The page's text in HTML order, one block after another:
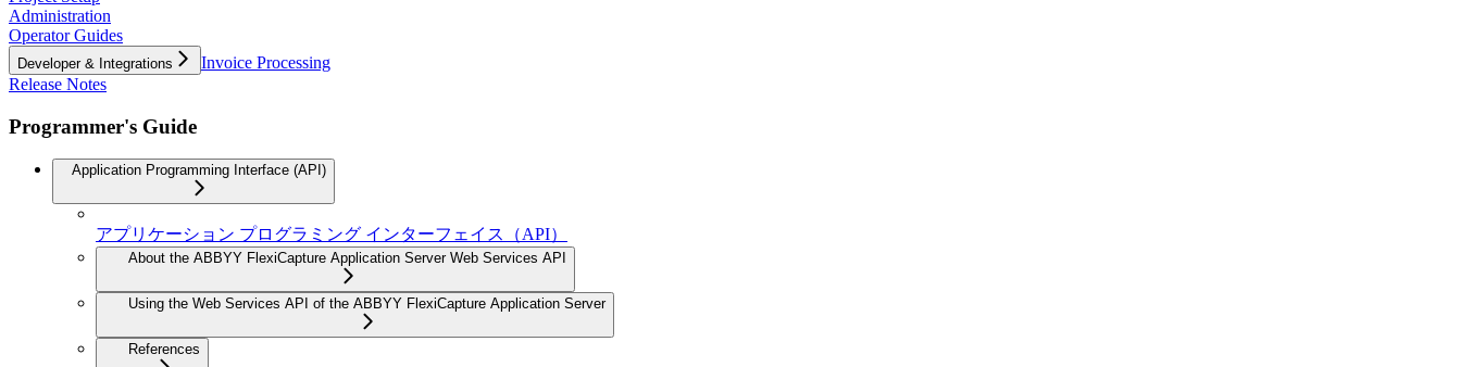
Administration
Operator Guides
Developer & Integrations
Invoice Processing
Release Notes
Programmer's Guide
Application Programming Interface (API)
アプリケーション プログラミング インターフェイス（API）
About the ABBYY FlexiCapture Application Server Web Services API
Using the Web Services API of the ABBYY FlexiCapture Application Server
References